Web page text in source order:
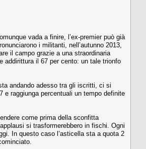
vada a finire, l’ex-premier può già
i militanti, nell’autunno 2013,
il campo grazie a una straordinaria
addirittura il 67 per cento: un tale trionfo
andando adesso tra gli iscritti, ci si
raggiunga percentuali un tempo definite
come prima della sconfitta
si trasformerebbero in fischi. Ogni
In questo caso l’asticella sta a quota 2